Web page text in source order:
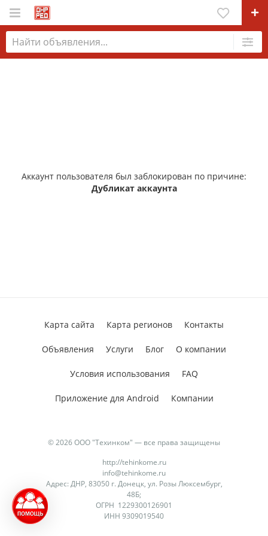
Аккаунт пользователя был заблокирован по причине:
Дубликат аккаунта
© 2026 ООО "Техинком" — все права защищены
http://tehinkome.ru
info@tehinkome.ru
Адрес: ДНР, 83050 г. Донецк, ул. Розы Люксембург,
48Б;
ОГРН 1229300126901
ИНН 9309019540
Карта сайта Карта регионов Контакты
Объявления Услуги Блог О компании
Условия использования FAQ
Приложение для Android Компании